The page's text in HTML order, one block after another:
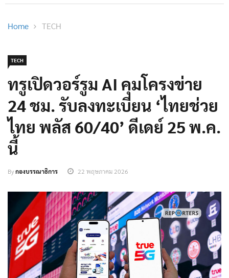
Home TECH
TECH
ทรูเปิดวอร์รูม AI คุมโครงข่าย
24 ชม. รับลงทะเบียน ‘ไทยช่วย
ไทย พลัส 60/40’ ดีเดย์ 25 พ.ค.
นี้
Byกองบรรณาธิการ 22 พฤษภาคม 2026